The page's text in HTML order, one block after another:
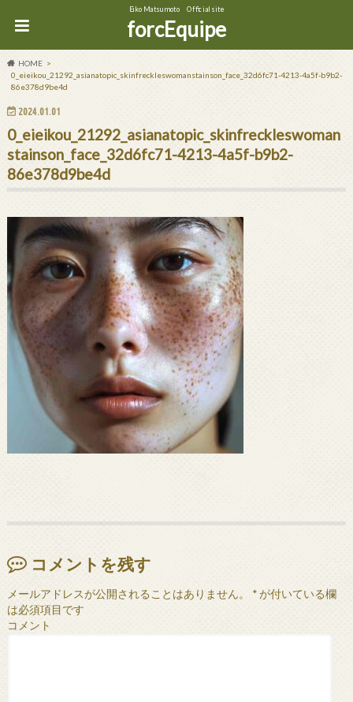
Eiko Matsumoto Official site
forcEquipe
HOME
0_eieikou_21292_asianatopic_skinfreckleswomanstainson_face_32d6fc71-4213-4a5f-b9b2-
86e378d9be4d
2024.01.01
0_eieikou_21292_asianatopic_skinfreckleswoman
stainson_face_32d6fc71-4213-4a5f-b9b2-
86e378d9be4d
コメントを残す
メールアドレスが公開されることはありません。 *が付いている欄
は必須項目です
コメント